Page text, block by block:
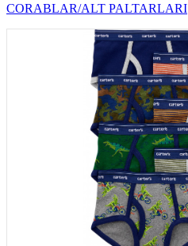
CORABLAR/ALT PALTARLARI